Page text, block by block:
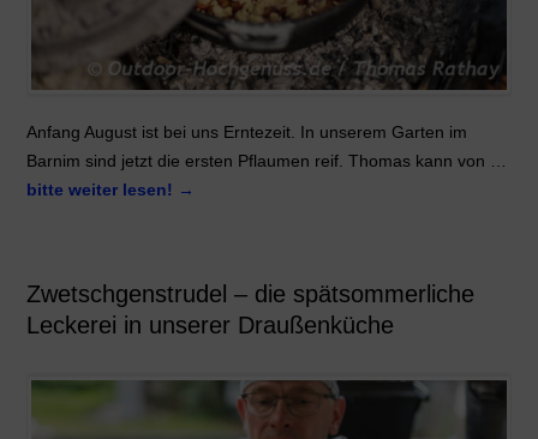
Anfang August ist bei uns Erntezeit. In unserem Garten im
Barnim sind jetzt die ersten Pflaumen reif. Thomas kann von …
bitte weiter lesen! →
Zwetschgenstrudel – die spätsommerliche
Leckerei in unserer Draußenküche